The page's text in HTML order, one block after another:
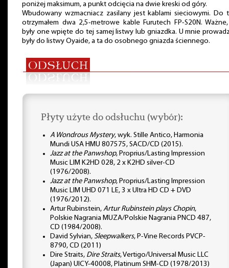
poniżej maksimum, a punkt odcięcia na dwie kreski od góry.
Wbudowany wzmacniacz zasilany jest kablami sieciowymi. Do
otrzymałem dwa 2,5-metrowe kable Furutech FP-S20N.
były one wpięte do tej samej listwy lub gniazdka. U mnie
były do listwy Oyaide, a ta do osobnego gniazda ściennego.
Płyty użyte do odsłuchu (wybór):
A Wondrous Mystery, wyk. Stille Antico, Harmonia
Mundi USA HMU 807575, SACD/CD (2015).
Jazz at the Panwshop, Proprius/Lasting Impression
Music LIM K2HD 028, 2 x K2HD silver-CD
(1976/2008).
Jazz at the Panwshop, Proprius/Lasting Impression
Music LIM UHD 071 LE, 3 x Ultra HD CD + DVD
(1976/2012).
Artur Rubinstein, Artur Rubinstein plays Chopin,
Polskie Nagrania MUZA/Polskie Nagrania PNCD 487,
CD (1984/2008).
David Sylvian, Sleepwalkers, P-Vine Records PVCP-
8790, CD (2011)
Dire Straits, Dire Straits, Vertigo/Universal Music LLC
(Japan) UICY-40008, Platinum SHM-CD (1978/2013)